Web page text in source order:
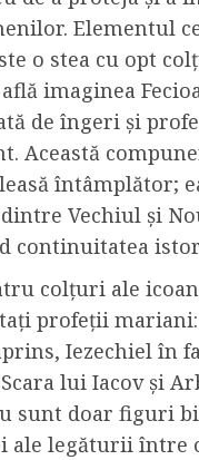
Elementul
o stea cu opt
imaginea
de îngeri și
Această
întâmplător;
Vechiul și
continuitatea
colțuri ale
profeții
Iezechiel în
lui Iacov și
sunt doar figuri
ale legăturii între